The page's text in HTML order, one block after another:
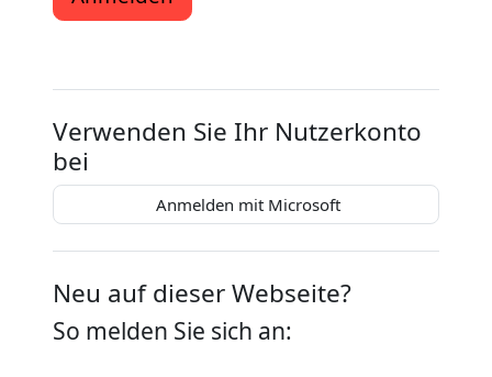
Verwenden Sie Ihr Nutzerkonto
bei
Anmelden mit Microsoft
Neu auf dieser Webseite?
So melden Sie sich an: